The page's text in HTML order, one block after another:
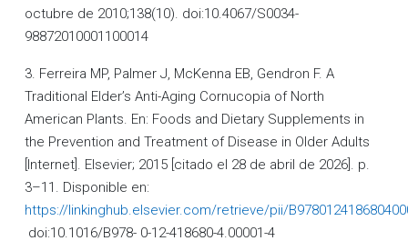
octubre de 2010;138(10). doi:10.4067/S0034-
98872010001100014
3. Ferreira MP, Palmer J, McKenna EB, Gendron F. A
Traditional Elder’s Anti-Aging Cornucopia of North
American Plants. En: Foods and Dietary Supplements in
the Prevention and Treatment of Disease in Older Adults
[Internet]. Elsevier; 2015 [citado el 28 de abril de 2026]. p.
3–11. Disponible en:
https://linkinghub.elsevier.com/retrieve/pii/
doi:10.1016/B978- 0-12-418680-4.00001-4